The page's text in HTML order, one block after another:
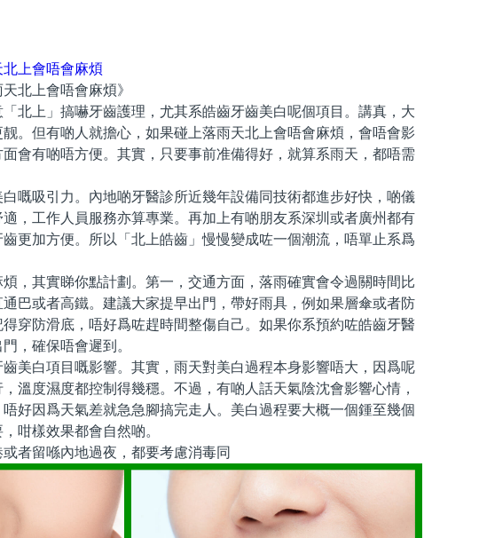
上會唔會麻煩
上會唔會麻煩》
上」搞嚇牙齒護理，尤其系皓齒牙齒美白呢個項目。講真，大
。但有啲人就擔心，如果碰上落雨天北上會唔會麻煩，會唔會影
會有啲唔方便。其實，只要事前准備得好，就算系雨天，都唔需
吸引力。內地啲牙醫診所近幾年設備同技術都進步好快，啲儀
，工作人員服務亦算專業。再加上有啲朋友系深圳或者廣州都有
更加方便。所以「北上皓齒」慢慢變成咗一個潮流，唔單止系爲
其實睇你點計劃。第一，交通方面，落雨確實會令過關時間比
巴或者高鐵。建議大家提早出門，帶好雨具，例如果層傘或者防
穿防滑底，唔好爲咗趕時間整傷自己。如果你系預約咗皓齒牙醫
，確保唔會遲到。
白項目嘅影響。其實，雨天對美白過程本身影響唔大，因爲呢
溫度濕度都控制得幾穩。不過，有啲人話天氣陰沈會影響心情，
好因爲天氣差就急急腳搞完走人。美白過程要大概一個鍾至幾個
咁樣效果都會自然啲。
留喺內地過夜，都要考慮消毒同